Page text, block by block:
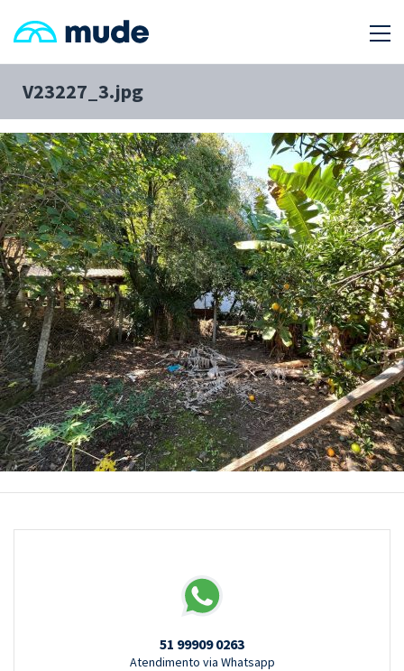
V23227_3.jpg
51 99909 0263
Atendimento via Whatsapp